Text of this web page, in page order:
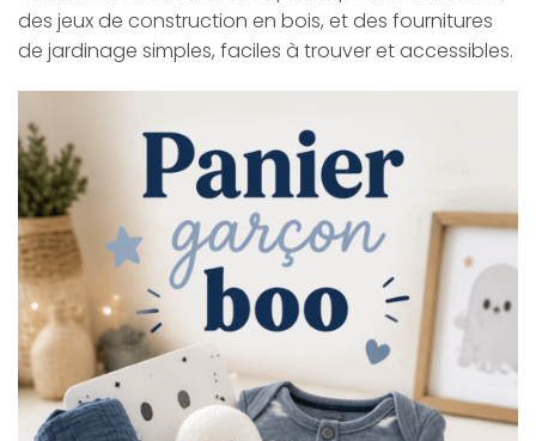
des jeux de construction en bois, et des fournitures
de jardinage simples, faciles à trouver et accessibles.